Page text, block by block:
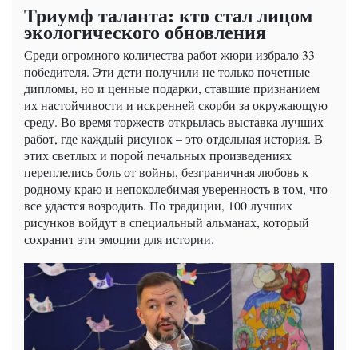
Триумф таланта: кто стал лицом
экологического обновления
Среди огромного количества работ жюри избрало 33
победителя. Эти дети получили не только почетные
дипломы, но и ценные подарки, ставшие признанием
их настойчивости и искренней скорби за окружающую
среду. Во время торжеств открылась выставка лучших
работ, где каждый рисунок – это отдельная история. В
этих светлых и порой печальных произведениях
переплелись боль от войны, безграничная любовь к
родному краю и непоколебимая уверенность в том, что
все удастся возродить. По традиции, 100 лучших
рисунков войдут в специальный альманах, который
сохранит эти эмоции для истории.